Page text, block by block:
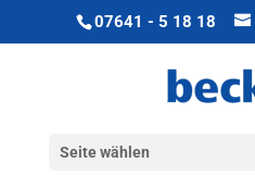
07641 - 5 18 18
Seite wählen